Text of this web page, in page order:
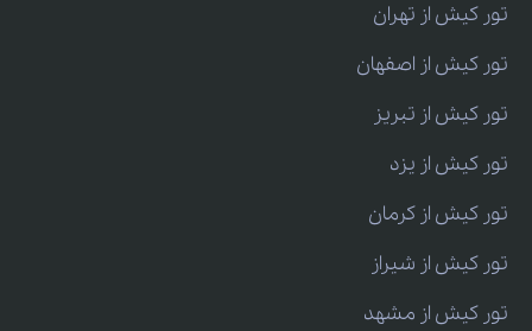
تور کیش از تهران
تور کیش از اصفهان
تور کیش از تبریز
تور کیش از یزد
تور کیش از کرمان
تور کیش از شیراز
تور کیش از مشهد